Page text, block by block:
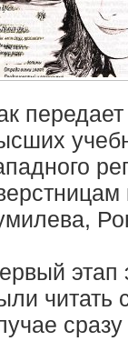
этап
читать